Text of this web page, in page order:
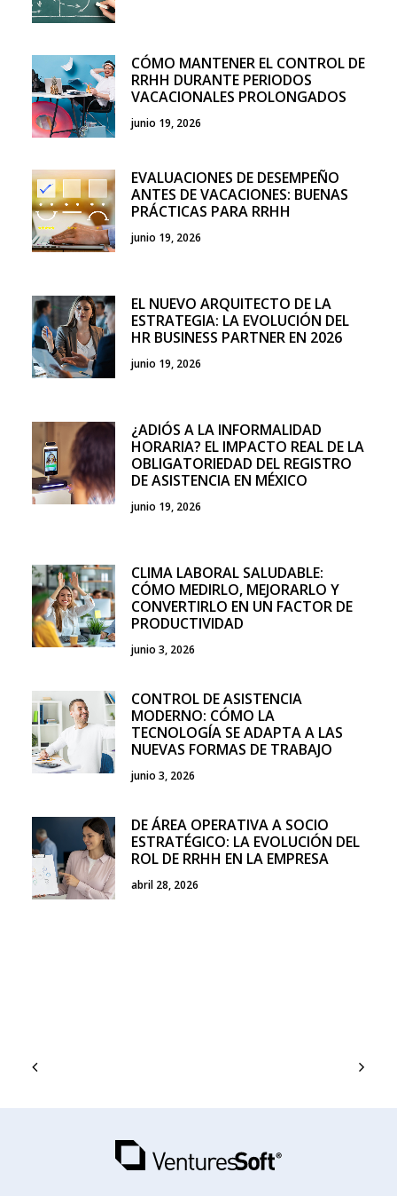
CÓMO MANTENER EL CONTROL DE
RRHH DURANTE PERIODOS
VACACIONALES PROLONGADOS
junio 19, 2026
EVALUACIONES DE DESEMPEÑO
ANTES DE VACACIONES: BUENAS
PRÁCTICAS PARA RRHH
junio 19, 2026
EL NUEVO ARQUITECTO DE LA
ESTRATEGIA: LA EVOLUCIÓN DEL
HR BUSINESS PARTNER EN 2026
junio 19, 2026
¿ADIÓS A LA INFORMALIDAD
HORARIA? EL IMPACTO REAL DE LA
OBLIGATORIEDAD DEL REGISTRO
DE ASISTENCIA EN MÉXICO
junio 19, 2026
CLIMA LABORAL SALUDABLE:
CÓMO MEDIRLO, MEJORARLO Y
CONVERTIRLO EN UN FACTOR DE
PRODUCTIVIDAD
junio 3, 2026
CONTROL DE ASISTENCIA
MODERNO: CÓMO LA
TECNOLOGÍA SE ADAPTA A LAS
NUEVAS FORMAS DE TRABAJO
junio 3, 2026
DE ÁREA OPERATIVA A SOCIO
ESTRATÉGICO: LA EVOLUCIÓN DEL
ROL DE RRHH EN LA EMPRESA
abril 28, 2026